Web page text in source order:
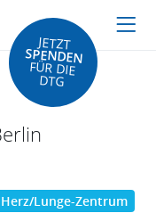
JETZT
SPENDEN
FÜR DIE
DTG
Herz/Lunge-Zentrum